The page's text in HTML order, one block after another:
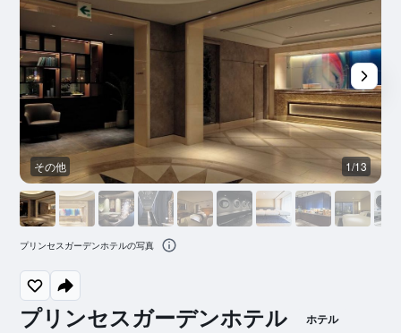
プリンセスガーデンホテル ホテル
その他 1/13
プリンセスガーデンホテルの写真